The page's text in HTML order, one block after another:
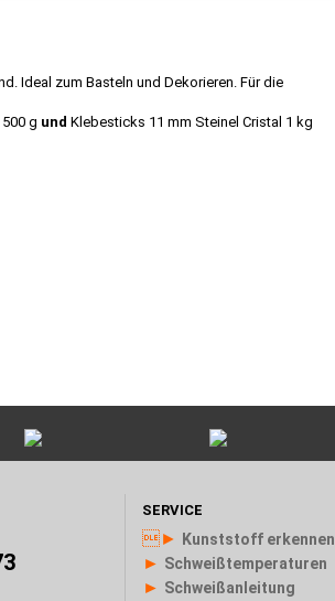
Ideal zum Basteln und Dekorieren. Für die
g und Klebesticks 11 mm Steinel Cristal 1 kg
SERVICE
► Kunststoff erkennen
► Schweißtemperaturen
► Schweißanleitung